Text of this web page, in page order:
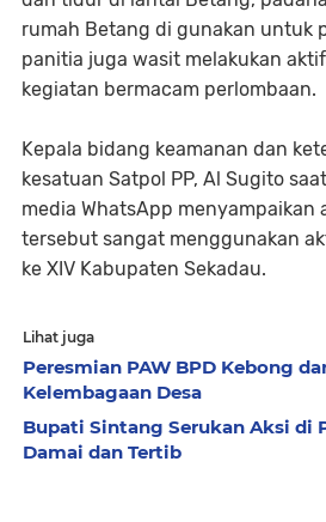
rumah Betang di gunakan untuk
panitia juga wasit melakukan
kegiatan bermacam perlombaan.
Kepala bidang keamanan dan
kesatuan Satpol PP, Al Sugito
media WhatsApp menyampaikan
tersebut sangat menggunakan
ke XIV Kabupaten Sekadau.
Lihat juga
Peresmian PAW BPD Kebong
Kelembagaan Desa
Bupati Sintang Serukan Aksi di
Damai dan Tertib